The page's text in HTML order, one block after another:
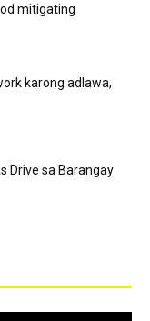
mitigating
karong adlawa,
Drive sa Barangay